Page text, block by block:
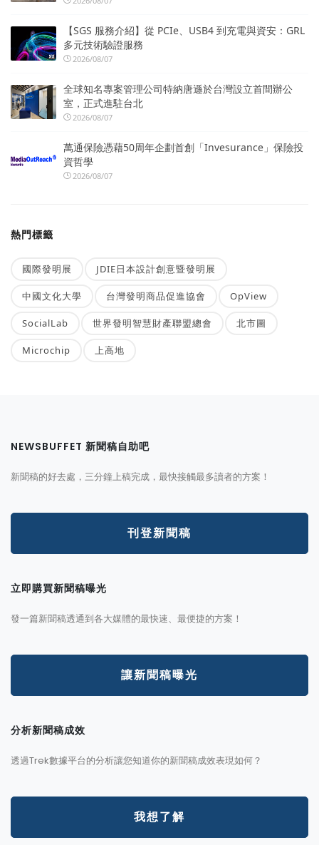
【SGS 服務介紹】從 PCIe、USB4 到充電與資安：GRL
多元技術驗證服務
2026/08/07
全球知名專案管理公司特納唐遜於台灣設立首間辦公
室，正式進駐台北
2026/08/07
萬通保險憑藉50周年企劃首創「Invesurance」保險投
資哲學
2026/08/07
熱門標籤
國際發明展 JDIE日本設計創意暨發明展
中國文化大學 台灣發明商品促進協會 OpView
SocialLab 世界發明智慧財產聯盟總會 北市圖
Microchip 上高地
NEWSBUFFET 新聞稿自助吧
新聞稿的好去處，三分鐘上稿完成，最快接觸最多讀者的方案！
刊登新聞稿
立即購買新聞稿曝光
發一篇新聞稿透通到各大媒體的最快速、最便捷的方案！
讓新聞稿曝光
分析新聞稿成效
透過Trek數據平台的分析讓您知道你的新聞稿成效表現如何？
我想了解